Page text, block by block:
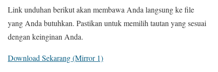
Link unduhan berikut akan membawa Anda langsung ke file
yang Anda butuhkan. Pastikan untuk memilih tautan yang sesuai
dengan keinginan Anda.
Download Sekarang (Mirror 1)